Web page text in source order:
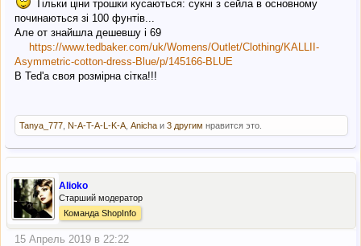
Тільки ціни трошки кусаються: сукні з сейла в основному
починаються зі 100 фунтів...
Але от знайшла дешевшу і 69
https://www.tedbaker.com/uk/Womens/Outlet/Clothing/KALLII-
Asymmetric-cotton-dress-Blue/p/145166-BLUE
В Ted'a своя розмірна сітка!!!
Tanya_777 N-A-T-A-L-K-A Anicha и 3 другим нравится это.
Alioko
Старший модератор
Команда ShopInfo
15 Апрель 2019 в 22:22